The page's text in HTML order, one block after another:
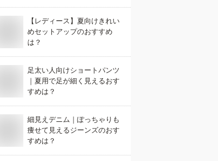
【レディース】夏向けきれい
めセットアップのおすすめ
は？
足太い人向けショートパンツ
｜夏用で足が細く見えるおす
すめは？
細見えデニム｜ぽっちゃりも
痩せて見えるジーンズのおす
すめは？